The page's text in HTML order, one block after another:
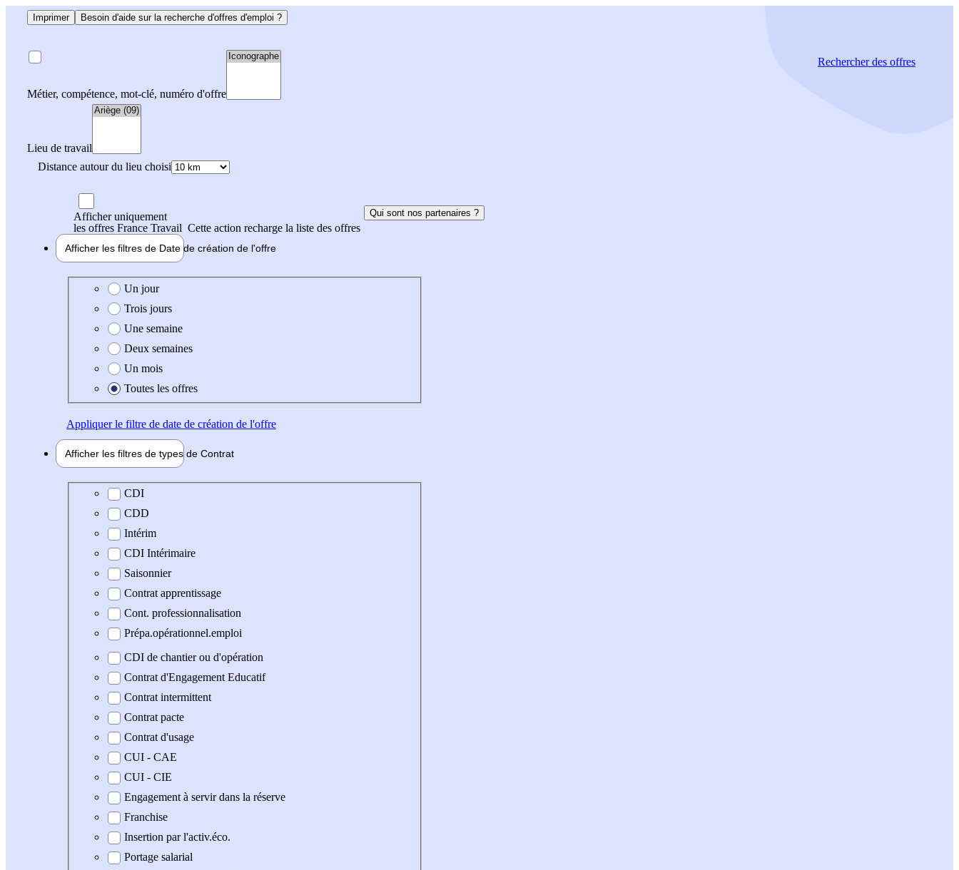
Imprimer Besoin d'aide sur la recherche d'offres d'emploi ?
Métier, compétence, mot-clé, numéro d'offre
Lieu de travail
Distance autour du lieu choisi
Rechercherdes offres
Afficher uniquement
les offres France Travail Cette action recharge la liste des offres
Qui sont nos partenaires ?
Afficher les filtres de Date de création de l'offre
Date de création de l'offre
Un jour
Trois jours
Une semaine
Deux semaines
Un mois
Toutes les offres
Appliquerle filtre de date de création de l'offre
Afficher les filtres de types de Contrat
Type de contrat
CDI
CDD
Intérim
CDI Intérimaire
Saisonnier
Contrat apprentissage
Cont. professionnalisation
Prépa.opérationnel.emploi
CDI de chantier ou d'opération
Contrat d'Engagement Educatif
Contrat intermittent
Contrat pacte
Contrat d'usage
CUI - CAE
CUI - CIE
Engagement à servir dans la réserve
Franchise
Insertion par l'activ.éco.
Portage salarial